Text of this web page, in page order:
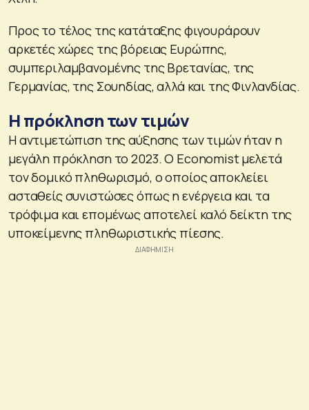
Προς το τέλος της κατάταξης φιγουράρουν
αρκετές χώρες της βόρειας Ευρώπης,
συμπεριλαμβανομένης της Βρετανίας, της
Γερμανίας, της Σουηδίας, αλλά και της Φινλανδίας.
Η πρόκληση των τιμών
Η αντιμετώπιση της αύξησης των τιμών ήταν η
μεγάλη πρόκληση το 2023. Ο Economist μελετά
τον δομικό πληθωρισμό, ο οποίος αποκλείει
ασταθείς συνιστώσες όπως η ενέργεια και τα
τρόφιμα και επομένως αποτελεί καλό δείκτη της
υποκείμενης πληθωριστικής πίεσης.